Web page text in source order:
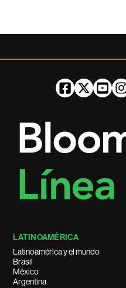
LATINOAMÉRICA
Latinoamérica y el mundo
Brasil
México
Argentina